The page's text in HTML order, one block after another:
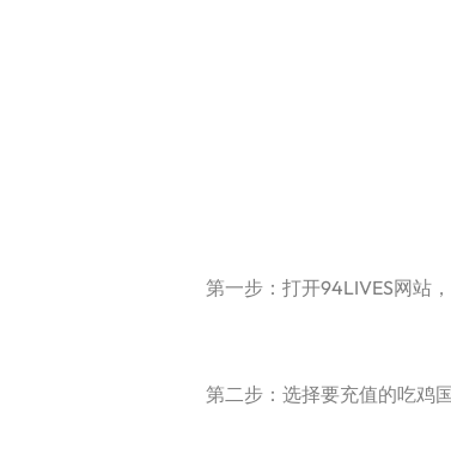
第一步：打开94LIVES网站，
第二步：选择要充值的吃鸡国